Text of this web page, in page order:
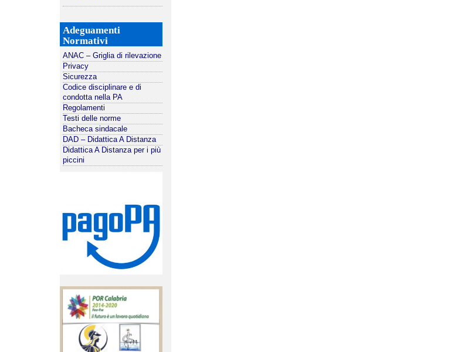
Adeguamenti
Normativi
ANAC – Griglia di rilevazione
Privacy
Sicurezza
Codice disciplinare e di
condotta nella PA
Regolamenti
Testi delle norme
Bacheca sindacale
DAD – Didattica A Distanza
Didattica A Distanza per i più
piccini